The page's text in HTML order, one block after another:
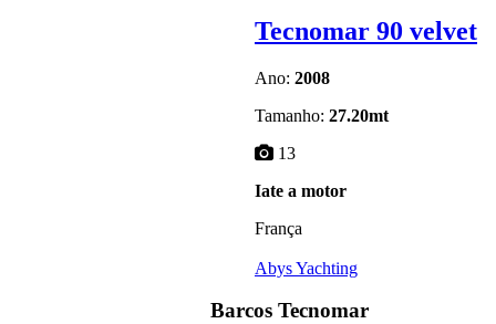
Tecnomar 90 velvet
Ano: 2008
Tamanho: 27.20mt
13
Iate a motor
França
Abys Yachting
Barcos Tecnomar